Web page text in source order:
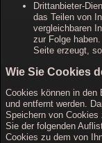
Drittanbieter-
das Teilen von
vergleichbaren
zur Folge
Seite erzeugt,
Wie Sie Cookies
Cookies können in den
und entfernt werden.
Speichern von
Sie der folgenden
Cookies zu dem von